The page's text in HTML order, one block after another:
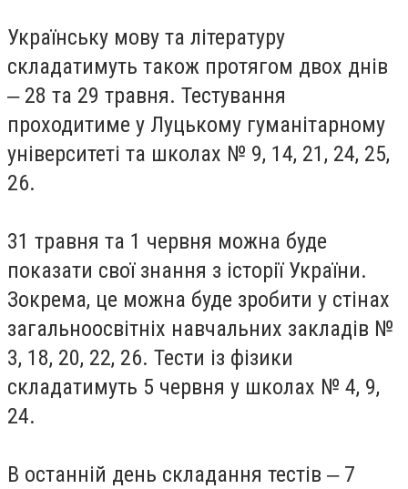
Українську мову та літературу
складатимуть також протягом двох днів
‒ 28 та 29 травня. Тестування
проходитиме у Луцькому гуманітарному
університеті та школах № 9, 14, 21, 24, 25,
26.
31 травня та 1 червня можна буде
показати свої знання з історії України.
Зокрема, це можна буде зробити у стінах
загальноосвітніх навчальних закладів №
3, 18, 20, 22, 26. Тести із фізики
складатимуть 5 червня у школах № 4, 9,
24.
В останній день складання тестів ‒ 7